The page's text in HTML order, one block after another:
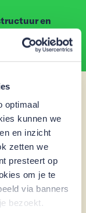
optimaal
kunnen we
en inzicht
zetten we
presteert op
om je te
via banners
bezoekt.
en